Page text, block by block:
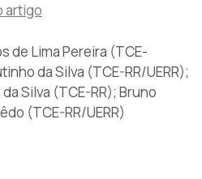
artigo
de Lima Pereira (TCE-
da Silva (TCE-RR/UERR);
Silva (TCE-RR); Bruno
(TCE-RR/UERR)